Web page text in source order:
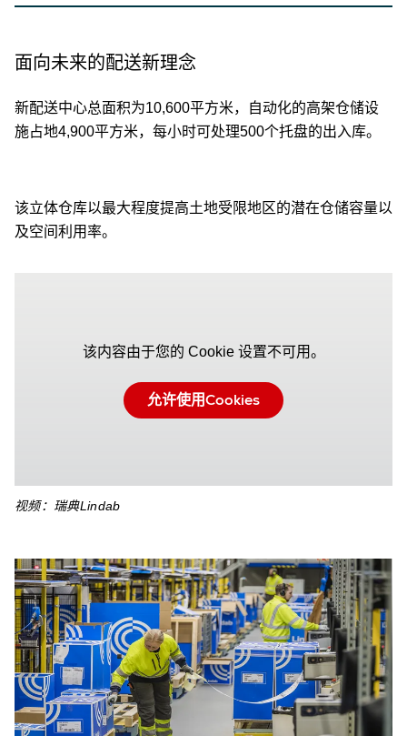
该内容由于您的 Cookie 设置不可用。
允许使用Cookies
视频：瑞典Lindab
面向未来的配送新理念
新配送中心总面积为10,600平方米，自动化的高架仓储设
施占地4,900平方米，每小时可处理500个托盘的出入库。
该立体仓库以最大程度提高土地受限地区的潜在仓储容量以
及空间利用率。